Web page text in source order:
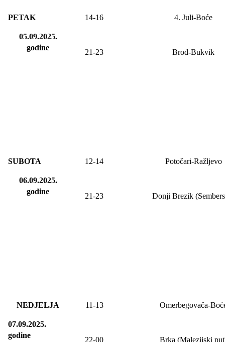
PETAK
05.09.2025.
godine
14-16 4. Juli-Boće
21-23 Brod-Bukvik
SUBOTA
06.09.2025.
godine
12-14 Potočari-Ražljevo
21-23 Donji Brezik
NEDJELJA
07.09.2025.
godine
11-13 Omerbegovača-
22-00 Brka (Malezijski